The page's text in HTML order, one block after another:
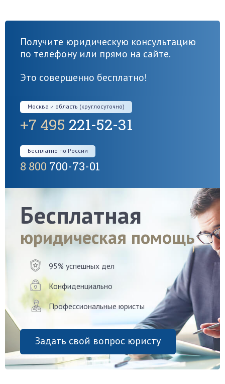
Получите юридическую консультацию
по телефону или прямо на сайте.
Это совершенно бесплатно!
Москва и область (круглосуточно)
+7 495 221-52-31
Бесплатно по России
8 800 700-73-01
Бесплатная
юридическая помощь
95% успешных дел
Конфиденциально
Профессиональные юристы
Задать свой вопрос юристу